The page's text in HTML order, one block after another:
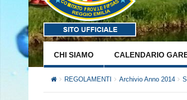
CHI SIAMO CALENDARIO
REGOLAMENTI Archivio Anno 2014